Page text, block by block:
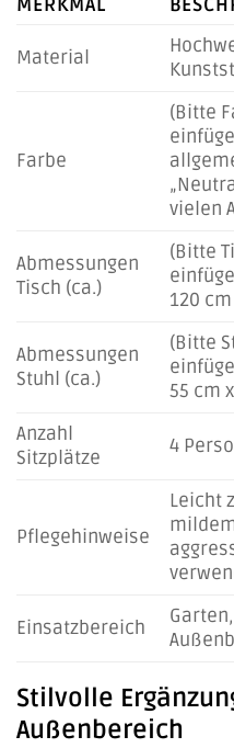
MERKMAL
Material
Farbe
(Bitte
vielen
Abmessungen
Tisch (ca.)
(Bitte
120
Abmessungen
Stuhl (ca.)
(Bitte
55 cm
Anzahl
Sitzplätze
4
Pflegehinweise
Leicht
Einsatzbereich
Stilvolle
Außenbereich